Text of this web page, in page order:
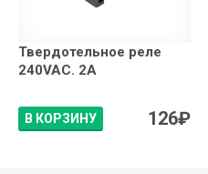
Твердотельное реле
240VAC. 2А
В КОРЗИНУ 126₽